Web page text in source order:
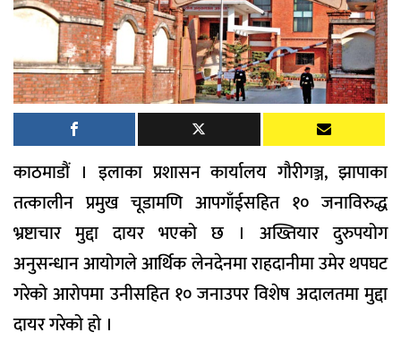
काठमाडौं । इलाका प्रशासन कार्यालय गौरीगञ्ज, झापाका
तत्कालीन प्रमुख चूडामणि आपगाँईसहित १० जनाविरुद्ध
भ्रष्टाचार मुद्दा दायर भएको छ । अख्तियार दुरुपयोग
अनुसन्धान आयोगले आर्थिक लेनदेनमा राहदानीमा उमेर थपघट
गरेको आरोपमा उनीसहित १० जनाउपर विशेष अदालतमा मुद्दा
दायर गरेको हो ।